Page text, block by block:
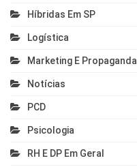
Híbridas Em SP
Logística
Marketing E Propaganda
Notícias
PCD
Psicologia
RH E DP Em Geral